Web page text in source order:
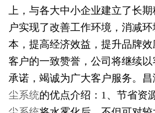
上，与各大中小企业建立了长
户实现了改善工作环境，消减
本，提高经济效益，提升品牌
客户的一致赞誉，公司将继续
承诺，竭诚为广大客户服务。
尘系统的优点介绍：1、节省资